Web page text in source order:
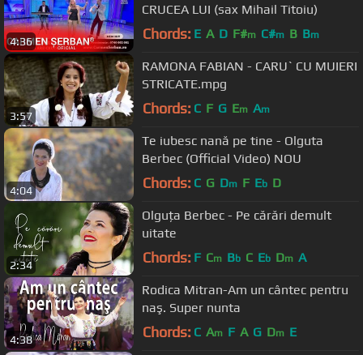
4:36
CRUCEA LUI (sax Mihail Titoiu)
Chords: E A D F#m C#m B Bm
3:57
RAMONA FABIAN - CARU` CU MUIERI
STRICATE.mpg
Chords: C F G Em Am
4:04
Te iubesc nană pe tine - Olguta
Berbec (Official Video) NOU
Chords: C G Dm F Eb D
2:34
Olguța Berbec - Pe cărări demult
uitate
Chords: F Cm Bb C Eb Dm A
4:38
Rodica Mitran-Am un cântec pentru
naş. Super nunta
Chords: C Am F A G Dm E